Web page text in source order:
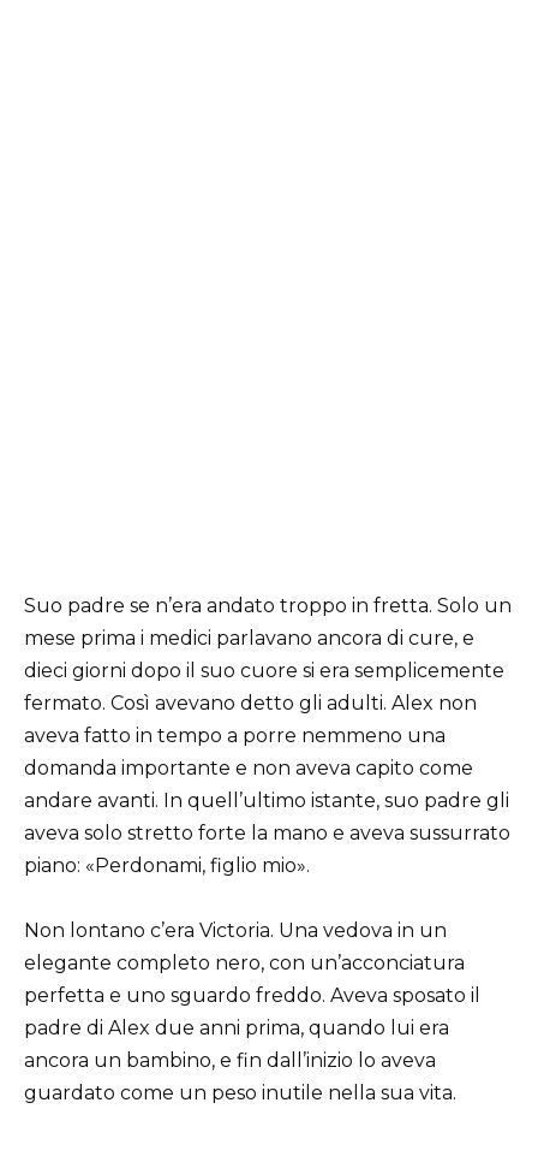
Suo padre se n’era andato troppo in fretta. Solo un
mese prima i medici parlavano ancora di cure, e
dieci giorni dopo il suo cuore si era semplicemente
fermato. Così avevano detto gli adulti. Alex non
aveva fatto in tempo a porre nemmeno una
domanda importante e non aveva capito come
andare avanti. In quell’ultimo istante, suo padre gli
aveva solo stretto forte la mano e aveva sussurrato
piano: «Perdonami, figlio mio».
Non lontano c’era Victoria. Una vedova in un
elegante completo nero, con un’acconciatura
perfetta e uno sguardo freddo. Aveva sposato il
padre di Alex due anni prima, quando lui era
ancora un bambino, e fin dall’inizio lo aveva
guardato come un peso inutile nella sua vita.